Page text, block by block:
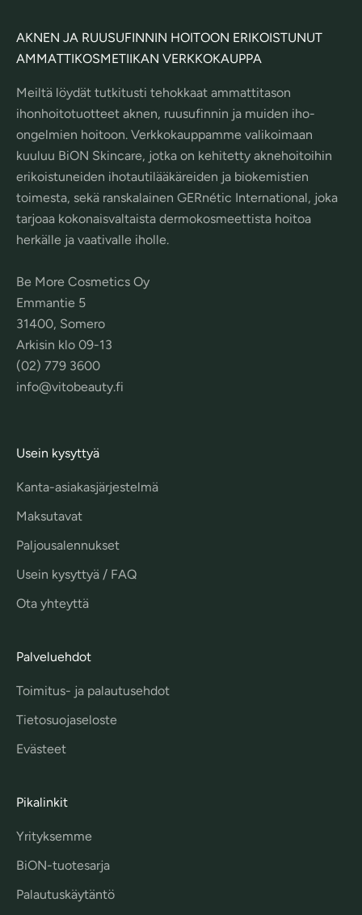
AKNEN JA RUUSUFINNIN HOITOON ERIKOISTUNUT
AMMATTIKOSMETIIKAN VERKKOKAUPPA
Meiltä löydät tutkitusti tehokkaat ammattitason
ihonhoitotuotteet aknen, ruusufinnin ja muiden iho-
ongelmien hoitoon. Verkkokauppamme valikoimaan
kuuluu BiON Skincare, jotka on kehitetty aknehoitoihin
erikoistuneiden ihotautilääkäreiden ja biokemistien
toimesta, sekä ranskalainen GERnétic International, joka
tarjoaa kokonaisvaltaista dermokosmeettista hoitoa
herkälle ja vaativalle iholle.
Be More Cosmetics Oy
Emmantie 5
31400, Somero
Arkisin klo 09-13
(02) 779 3600
info@vitobeauty.fi
Usein kysyttyä
Kanta-asiakasjärjestelmä
Maksutavat
Paljousalennukset
Usein kysyttyä / FAQ
Ota yhteyttä
Palveluehdot
Toimitus- ja palautusehdot
Tietosuojaseloste
Evästeet
Pikalinkit
Yrityksemme
BiON-tuotesarja
Palautuskäytäntö